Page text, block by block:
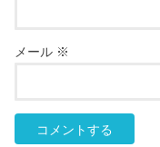
メール ※